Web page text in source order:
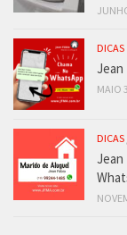
DICAS
Jean
MAIO
DICAS
Jean